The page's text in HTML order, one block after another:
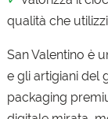
qualità che
San Valentino è
e gli artigiani del
packaging